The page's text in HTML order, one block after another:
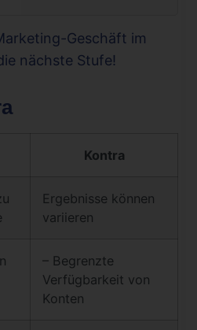
Geschäft im
nächste Stufe!
Kontra
Ergebnisse können
variieren
– Begrenzte
Verfügbarkeit von
Konten